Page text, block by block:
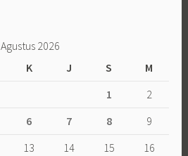
Agustus 2026
K J S
M
1
2
6 7 8
9
13 14 15
16